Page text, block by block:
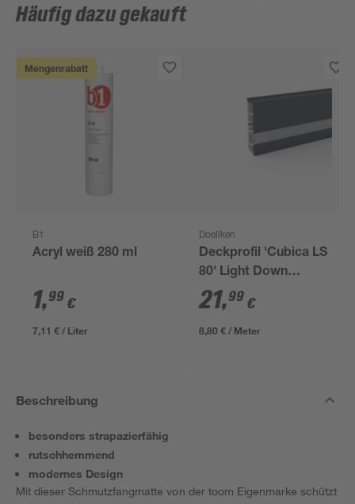
Häufig dazu gekauft
Mengenrabatt
B1
Acryl weiß 280 ml
1,99 €
7,11 € / Liter
Doellken
Deckprofil 'Cubica LS
80' Light Down
anthrazit 250 x 8 x 2
cm
21,99 €
8,80 € / Meter
Beschreibung
besonders strapazierfähig
rutschhemmend
modernes Design
Mit dieser Schmutzfangmatte von der toom Eigenmarke schützt